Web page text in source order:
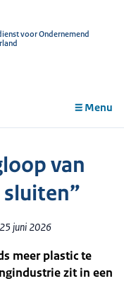
voor Ondernemend
Menu
van
25 juni 2026
meer plastic te
zit in een